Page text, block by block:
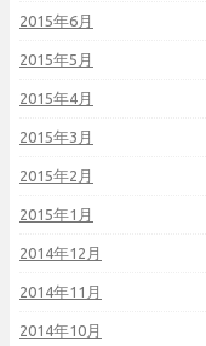
2015年6月
2015年5月
2015年4月
2015年3月
2015年2月
2015年1月
2014年12月
2014年11月
2014年10月